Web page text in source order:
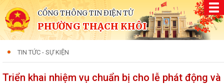
CỔNG THÔNG TIN ĐIỆN TỬ
PHƯỜNG THẠCH KHÔI
TIN TỨC - SỰ KIỆN
Triển khai nhiệm vụ chuẩn bị cho lễ phát động và